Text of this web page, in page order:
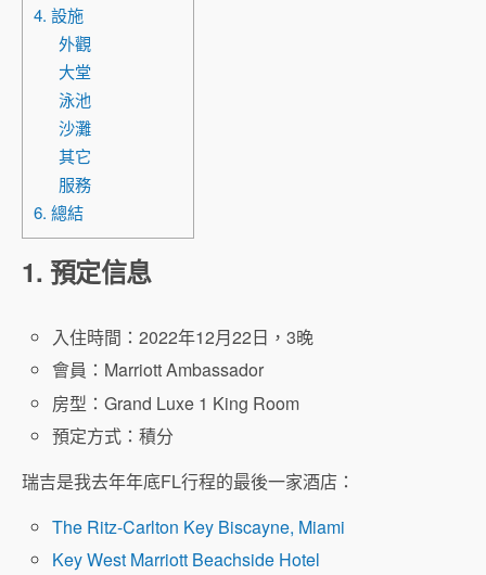
4. 設施
外觀
大堂
泳池
沙灘
其它
服務
6. 總結
1. 預定信息
入住時間：2022年12月22日，3晚
會員：Marriott Ambassador
房型：Grand Luxe 1 King Room
預定方式：積分
瑞吉是我去年年底FL行程的最後一家酒店：
The Ritz-Carlton Key Biscayne, Miami
Key West Marriott Beachside Hotel